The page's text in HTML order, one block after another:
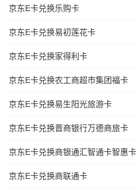
京东E卡兑换乐购卡
京东E卡兑换易初莲花卡
京东E卡兑换家得利卡
京东E卡兑换农工商超市集团福卡
京东E卡兑换易生阳光旅游卡
京东E卡兑换晋商银行万德商旅卡
京东E卡兑换商银通汇智通卡智惠卡
京东E卡兑换商联通卡